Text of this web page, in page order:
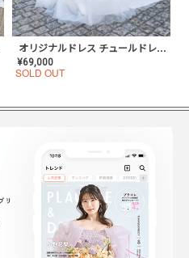
オリジナルドレス チュールドレス×ショートスリーブ〈PD-WDOR-23〉
¥69,000
SOLD OUT